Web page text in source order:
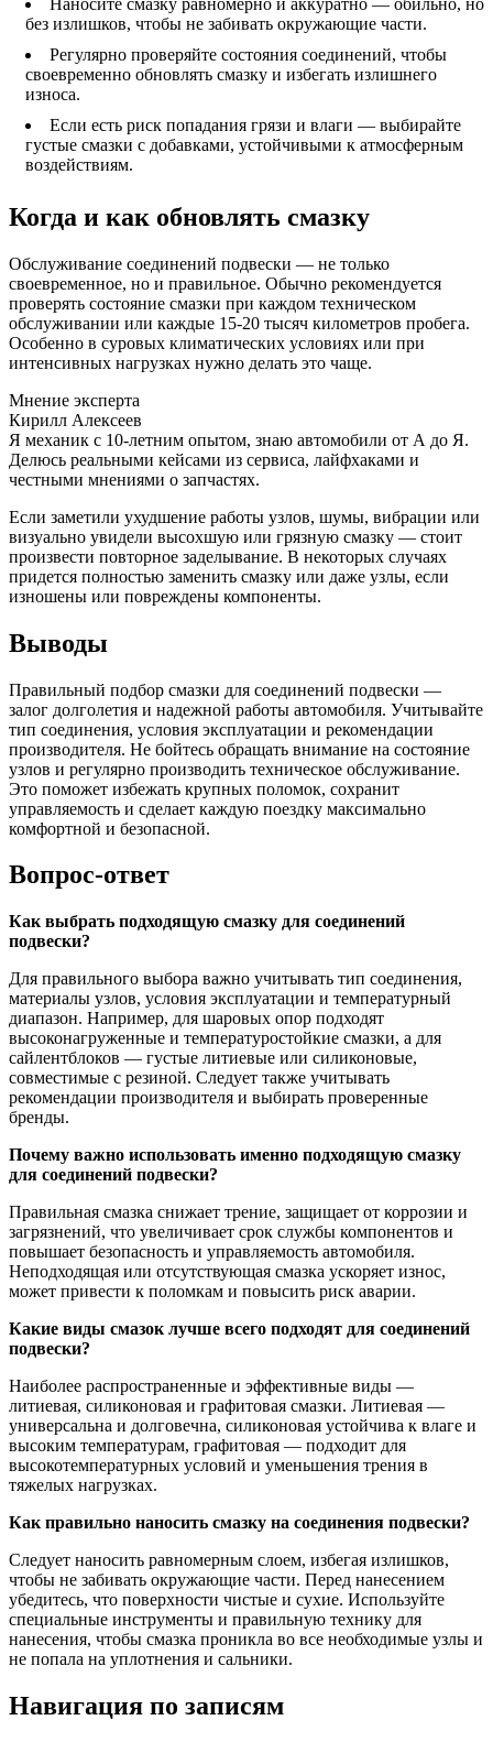
Наносите смазку равномерно и аккуратно — обильно, но
без излишков, чтобы не забивать окружающие части.
Регулярно проверяйте состояния соединений, чтобы
своевременно обновлять смазку и избегать излишнего
износа.
Если есть риск попадания грязи и влаги — выбирайте
густые смазки с добавками, устойчивыми к атмосферным
воздействиям.
Когда и как обновлять смазку
Обслуживание соединений подвески — не только
своевременное, но и правильное. Обычно рекомендуется
проверять состояние смазки при каждом техническом
обслуживании или каждые 15-20 тысяч километров пробега.
Особенно в суровых климатических условиях или при
интенсивных нагрузках нужно делать это чаще.
Мнение эксперта
Кирилл Алексеев
Я механик с 10-летним опытом, знаю автомобили от А до Я.
Делюсь реальными кейсами из сервиса, лайфхаками и
честными мнениями о запчастях.
Если заметили ухудшение работы узлов, шумы, вибрации или
визуально увидели высохшую или грязную смазку — стоит
произвести повторное заделывание. В некоторых случаях
придется полностью заменить смазку или даже узлы, если
изношены или повреждены компоненты.
Выводы
Правильный подбор смазки для соединений подвески —
залог долголетия и надежной работы автомобиля. Учитывайте
тип соединения, условия эксплуатации и рекомендации
производителя. Не бойтесь обращать внимание на состояние
узлов и регулярно производить техническое обслуживание.
Это поможет избежать крупных поломок, сохранит
управляемость и сделает каждую поездку максимально
комфортной и безопасной.
Вопрос-ответ
Как выбрать подходящую смазку для соединений
подвески?
Для правильного выбора важно учитывать тип соединения,
материалы узлов, условия эксплуатации и температурный
диапазон. Например, для шаровых опор подходят
высоконагруженные и температуростойкие смазки, а для
сайлентблоков — густые литиевые или силиконовые,
совместимые с резиной. Следует также учитывать
рекомендации производителя и выбирать проверенные
бренды.
Почему важно использовать именно подходящую смазку
для соединений подвески?
Правильная смазка снижает трение, защищает от коррозии и
загрязнений, что увеличивает срок службы компонентов и
повышает безопасность и управляемость автомобиля.
Неподходящая или отсутствующая смазка ускоряет износ,
может привести к поломкам и повысить риск аварии.
Какие виды смазок лучше всего подходят для соединений
подвески?
Наиболее распространенные и эффективные виды —
литиевая, силиконовая и графитовая смазки. Литиевая —
универсальна и долговечна, силиконовая устойчива к влаге и
высоким температурам, графитовая — подходит для
высокотемпературных условий и уменьшения трения в
тяжелых нагрузках.
Как правильно наносить смазку на соединения подвески?
Следует наносить равномерным слоем, избегая излишков,
чтобы не забивать окружающие части. Перед нанесением
убедитесь, что поверхности чистые и сухие. Используйте
специальные инструменты и правильную технику для
нанесения, чтобы смазка проникла во все необходимые узлы и
не попала на уплотнения и сальники.
Навигация по записям